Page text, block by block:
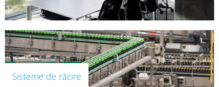
Sisteme de răcire